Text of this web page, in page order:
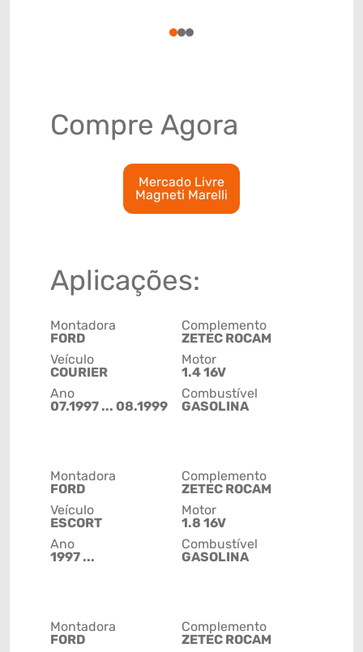
123
Compre Agora
Mercado Livre
Magneti Marelli
Aplicações:
Montadora
FORD
Veículo
COURIER
Ano
07.1997 ... 08.1999
Complemento
ZETEC ROCAM
Motor
1.4 16V
Combustível
GASOLINA
Montadora
FORD
Veículo
ESCORT
Ano
1997 ...
Complemento
ZETEC ROCAM
Motor
1.8 16V
Combustível
GASOLINA
Montadora
FORD
Complemento
ZETEC ROCAM